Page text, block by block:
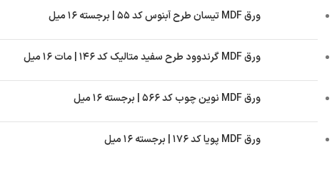
ورق MDF تیسان طرح آبنوس کد ۵۵ | برجسته ۱۶ میل
ورق MDF گرندوود طرح سفید متالیک کد ۱۴۶ | مات ۱۶ میل
ورق MDF نوین چوب کد ۵۶۶ | برجسته ۱۶ میل
ورق MDF پویا کد ۱۷۶ | برجسته ۱۶ میل